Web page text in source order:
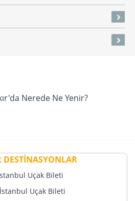
Nerede Ne Yenir?
DESTİNASYONLAR
Uçak Bileti
Uçak Bileti